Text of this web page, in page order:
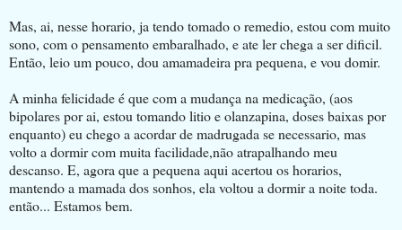
Mas, ai, nesse horario, ja tendo tomado o remedio, estou com muito
sono, com o pensamento embaralhado, e ate ler chega a ser dificil.
Então, leio um pouco, dou amamadeira pra pequena, e vou domir.
A minha felicidade é que com a mudança na medicação, (aos
bipolares por ai, estou tomando litio e olanzapina, doses baixas por
enquanto) eu chego a acordar de madrugada se necessario, mas
volto a dormir com muita facilidade,não atrapalhando meu
descanso. E, agora que a pequena aqui acertou os horarios,
mantendo a mamada dos sonhos, ela voltou a dormir a noite toda.
então... Estamos bem.